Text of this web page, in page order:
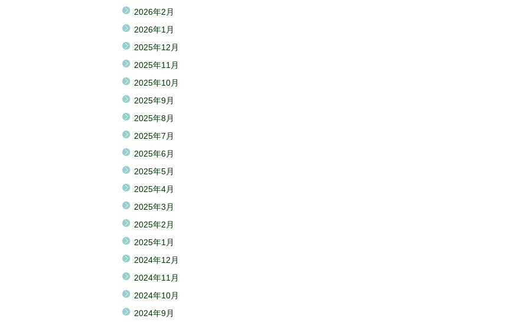
2026年2月
2026年1月
2025年12月
2025年11月
2025年10月
2025年9月
2025年8月
2025年7月
2025年6月
2025年5月
2025年4月
2025年3月
2025年2月
2025年1月
2024年12月
2024年11月
2024年10月
2024年9月